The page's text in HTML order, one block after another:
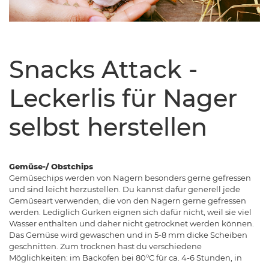
Snacks Attack -
Leckerlis für Nager
selbst herstellen
Gemüse-/ Obstchips
Gemüsechips werden von Nagern besonders gerne gefressen
und sind leicht herzustellen. Du kannst dafür generell jede
Gemüseart verwenden, die von den Nagern gerne gefressen
werden. Lediglich Gurken eignen sich dafür nicht, weil sie viel
Wasser enthalten und daher nicht getrocknet werden können.
Das Gemüse wird gewaschen und in 5-8 mm dicke Scheiben
geschnitten. Zum trocknen hast du verschiedene
Möglichkeiten: im Backofen bei 80°C für ca. 4-6 Stunden, in